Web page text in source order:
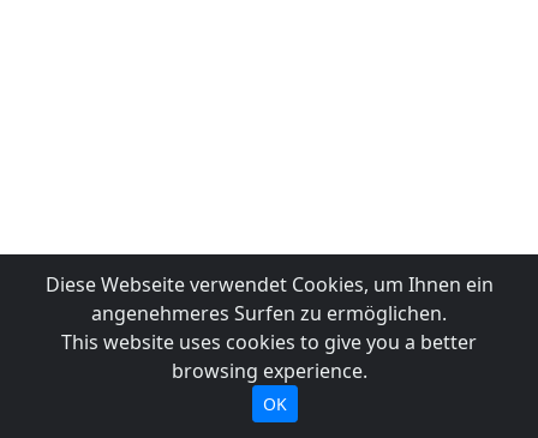
Diese Webseite verwendet Cookies, um Ihnen ein
angenehmeres Surfen zu ermöglichen.
This website uses cookies to give you a better
browsing experience.
OK